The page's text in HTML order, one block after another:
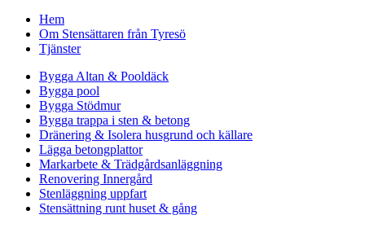
Hem
Om Stensättaren från Tyresö
Tjänster
Bygga Altan & Pooldäck
Bygga pool
Bygga Stödmur
Bygga trappa i sten & betong
Dränering & Isolera husgrund och källare
Lägga betongplattor
Markarbete & Trädgårdsanläggning
Renovering Innergård
Stenläggning uppfart
Stensättning runt huset & gång